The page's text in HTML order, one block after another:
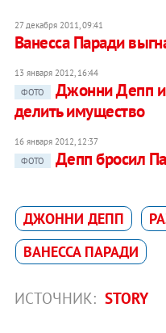
27 декабря 2011, 09:41
Ванесса Паради
13 января 2012, 16:44
ФОТО
Джонни Депп и
делить имущество
16 января 2012, 12:37
ФОТО
Депп бросил
ДЖОННИ ДЕПП
ВАНЕССА ПАРАДИ
ИСТОЧНИК: STORY